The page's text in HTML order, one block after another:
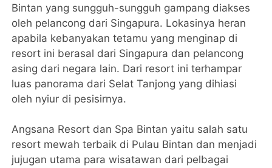
Bintan yang sungguh-sungguh gampang diakses
oleh pelancong dari Singapura. Lokasinya heran
apabila kebanyakan tetamu yang menginap di
resort ini berasal dari Singapura dan pelancong
asing dari negara lain. Dari resort ini terhampar
luas panorama dari Selat Tanjong yang dihiasi
oleh nyiur di pesisirnya.
Angsana Resort dan Spa Bintan yaitu salah satu
resort mewah terbaik di Pulau Bintan dan menjadi
jujugan utama para wisatawan dari pelbagai